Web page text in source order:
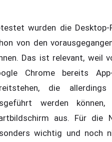
wurden die
von den
Das ist relevant, weil
Chrome bereits
die
werden
aus. Für die
wichtig und noch